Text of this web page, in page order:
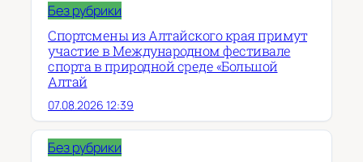
Без рубрики
Спортсмены из Алтайского края примут
участие в Международном фестивале
спорта в природной среде «Большой
Алтай
07.08.2026 12:39
Без рубрики